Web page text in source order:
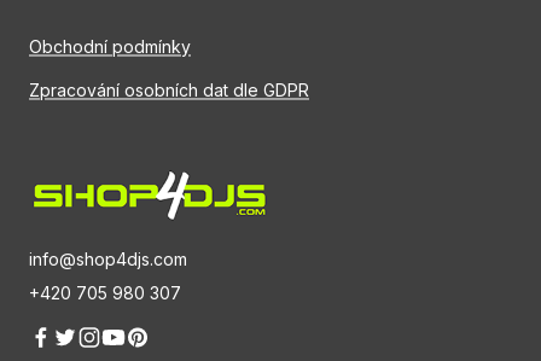
info@shop4djs.com
+420 705 980 307
Obchodní podmínky
Zpracování osobních dat dle GDPR